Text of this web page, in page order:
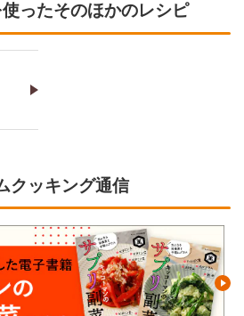
ったそのほかのレシピ
クッキング通信